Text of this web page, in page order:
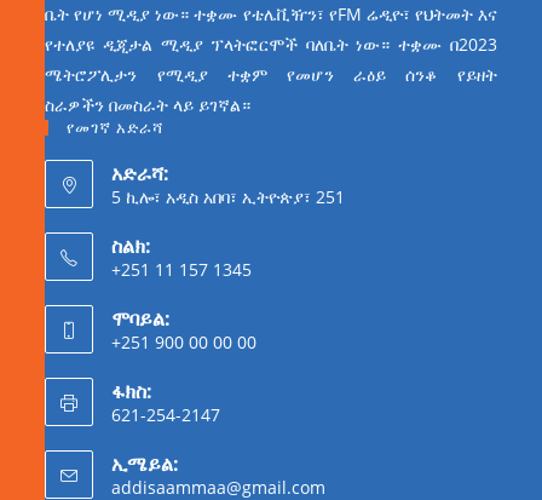
ቤት የሆነ ሚዲያ ነው። ተቋሙ የቴሌቪዥን፣ የFM ሬዲዮ፣ የህትመት እና
የተለያዩ ዲጂታል ሚዲያ ፕላትፎርሞች ባለቤት ነው። ተቋሙ በ2023
ሜትሮፖሊታን የሚዲያ ተቋም የመሆን ራዕይ ሰንቆ የይዘት
ስራዎችን በመስራት ላይ ይገኛል።
የመገኛ አድራሻ
አድራሻ:
5 ኪሎ፣ አዲስ አበባ፣ ኢትዮጵያ፣ 251
ስልክ:
+251 11 157 1345
ሞባይል:
+251 900 00 00 00
ፋክስ:
621-254-2147
ኢሜይል:
addisaammaa@gmail.com